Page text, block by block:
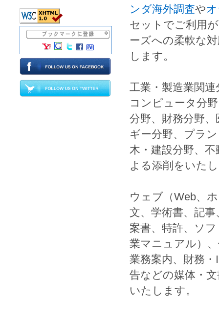
ンダ海外調査や
セットでご利用
ーズへの柔軟な
します。
工業 ・ 製造業関連
コンピュータ 分
分野、 財務分野、
ギー分野、 プラ
木 ・ 建設分野、 不
よる添削 をいた
ウェブ （Web、
文、 学術書、 記事
案書、 特許、
ソ
業マニュアル）、
業務案内、 財務 ・
告などの媒体・
いたします。